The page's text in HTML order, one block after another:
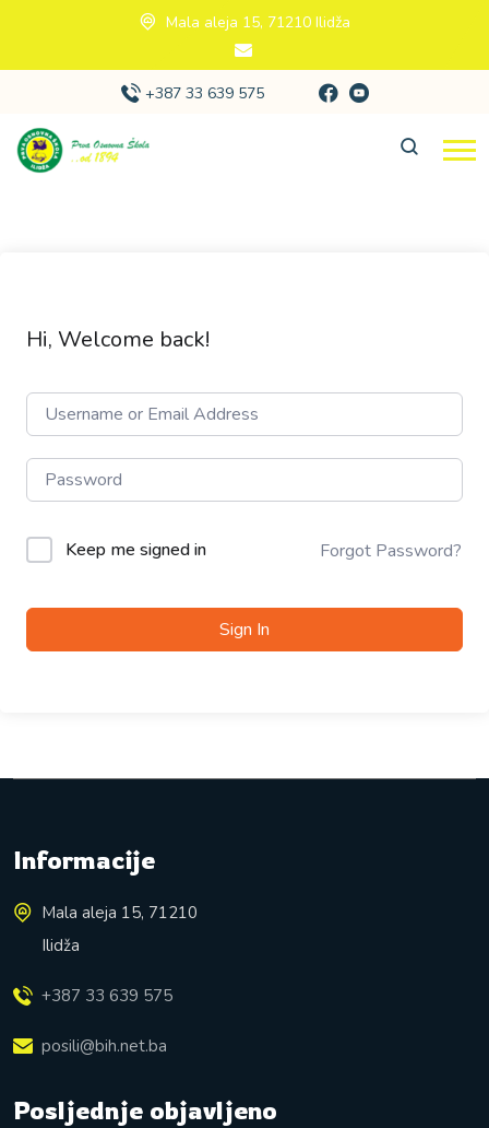
Mala aleja 15, 71210 Ilidža
+387 33 639 575
Hi, Welcome back!
Keep me signed in Forgot Password?
Sign In
Informacije
Mala aleja 15, 71210
Ilidža
+387 33 639 575
posili@bih.net.ba
Posljednje objavljeno